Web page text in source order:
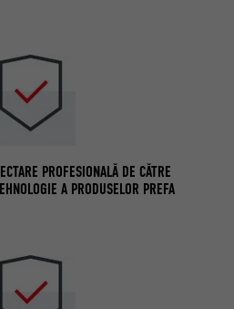
PROFESIONALĂ DE CĂTRE
A PRODUSELOR PREFA